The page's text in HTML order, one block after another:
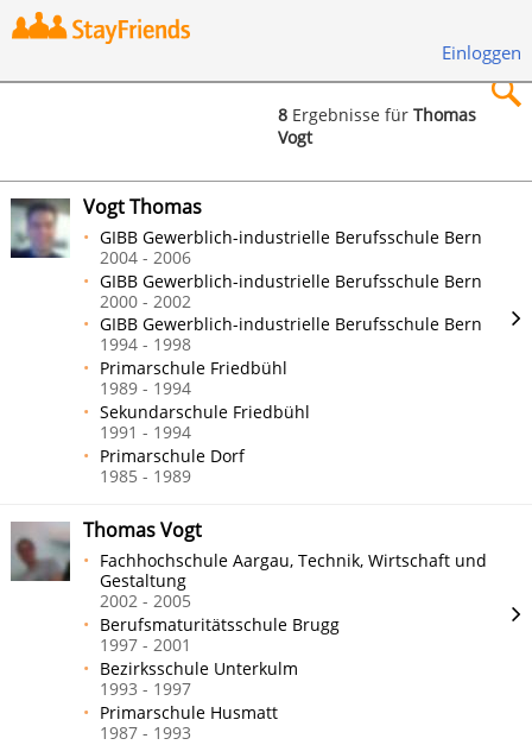
Einloggen
Suchen
8Ergebnisse für Thomas
Vogt
Vogt Thomas
GIBB Gewerblich-industrielle Berufsschule Bern
2004 - 2006
GIBB Gewerblich-industrielle Berufsschule Bern
2000 - 2002
GIBB Gewerblich-industrielle Berufsschule Bern
1994 - 1998
Primarschule Friedbühl
1989 - 1994
Sekundarschule Friedbühl
1991 - 1994
Primarschule Dorf
1985 - 1989
Thomas Vogt
Fachhochschule Aargau, Technik, Wirtschaft und
Gestaltung
2002 - 2005
Berufsmaturitätsschule Brugg
1997 - 2001
Bezirksschule Unterkulm
1993 - 1997
Primarschule Husmatt
1987 - 1993